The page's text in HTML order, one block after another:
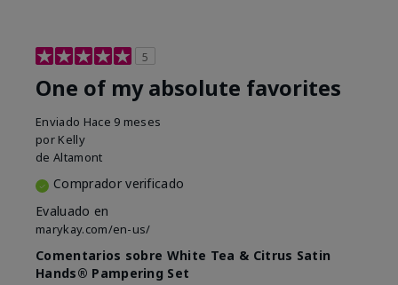
5
One of my absolute favorites
Enviado Hace 9 meses
por Kelly
de Altamont
Comprador verificado
Evaluado en
marykay.com/en-us/
Comentarios sobre White Tea & Citrus Satin
Hands® Pampering Set